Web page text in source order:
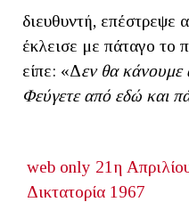
διευθυντή, επέστρεψε
έκλεισε με πάταγο το
είπε: «Δεν θα
Φεύγετε από εδώ και
web only 21η
Δικτατορία 1967